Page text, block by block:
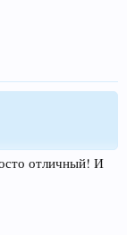
отличный! И